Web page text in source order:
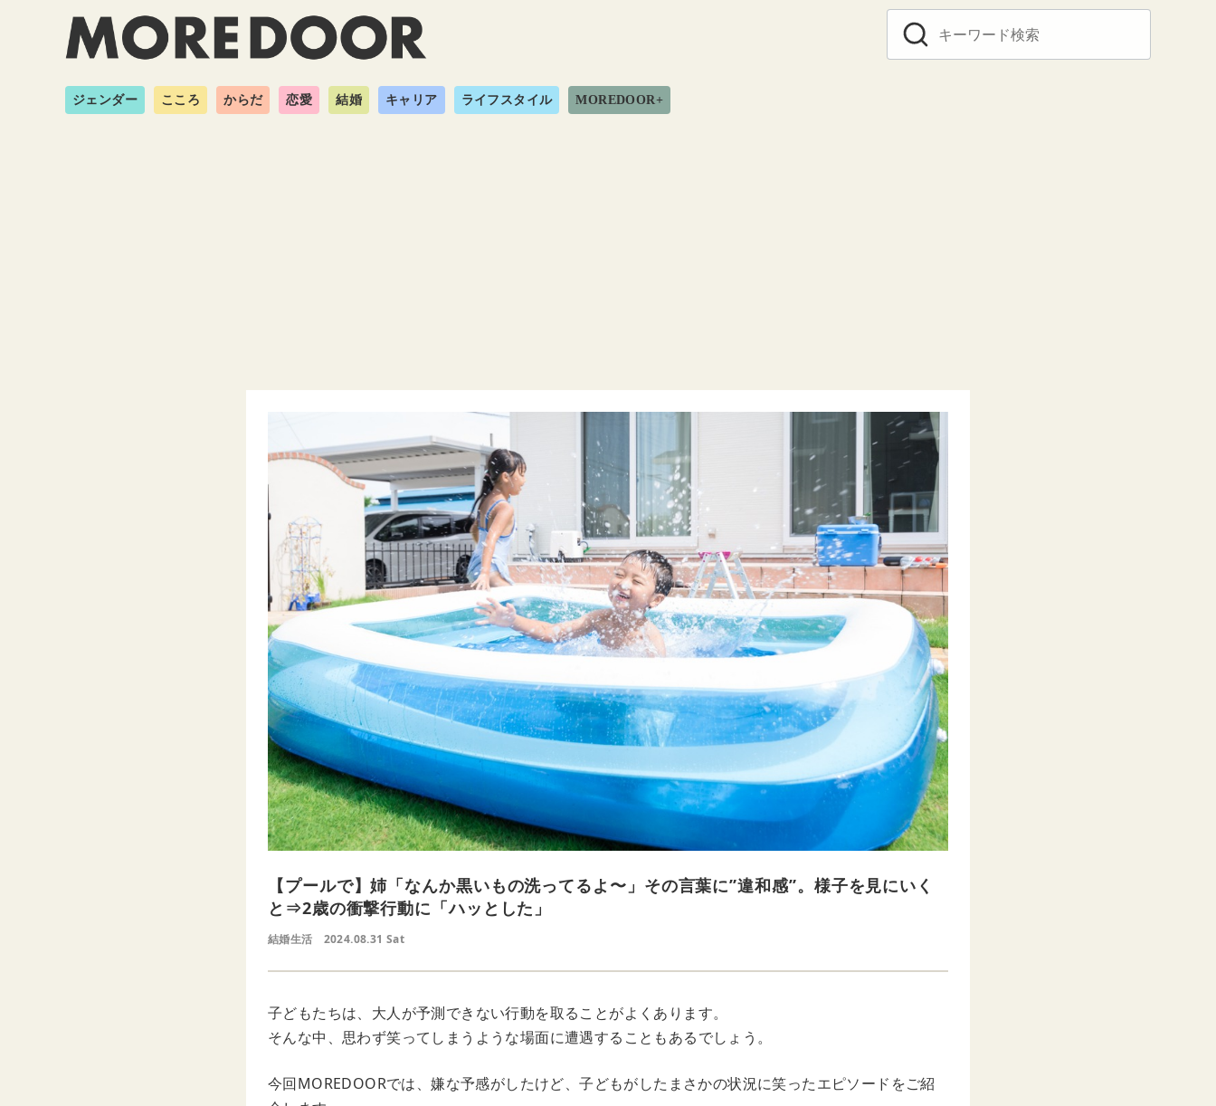
ジェンダー こころ からだ 恋愛 結婚 キャリア ライフスタイル MOREDOOR+
【プールで】姉「なんか黒いもの洗ってるよ〜」その言葉に”違和感”。様子を見にいく
と⇒2歳の衝撃行動に「ハッとした」
結婚生活 2024.08.31 Sat
子どもたちは、大人が予測できない行動を取ることがよくあります。
そんな中、思わず笑ってしまうような場面に遭遇することもあるでしょう。
今回MOREDOORでは、嫌な予感がしたけど、子どもがしたまさかの状況に笑ったエピソードをご紹